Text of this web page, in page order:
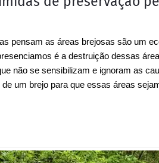
pensam as áreas brejosas são um
é a destruição dessas
não se sensibilizam e ignoram as
um brejo para que essas áreas